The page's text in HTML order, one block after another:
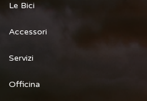
Le Bici
Accessori
Servizi
Officina